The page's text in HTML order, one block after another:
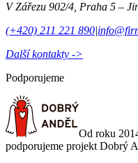
V Zářezu 902/4 Praha 5 –
(+420) 211 221 890|
Další kontakty ->
Podporujeme
Od roku
podporujeme projekt Dobrý